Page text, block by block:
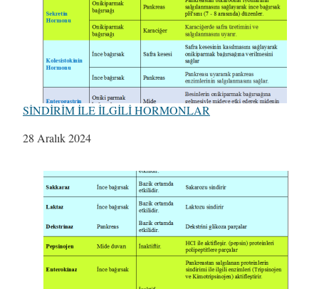
SİNDİRİM İLE İLGİLİ HORMONLAR
Tarih
28 Aralık 2024